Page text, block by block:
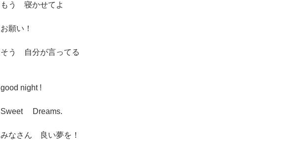
もう　寝かせてよ
お願い！
そう　自分が言ってる
good night !
Sweet 　Dreams.
みなさん　良い夢を！